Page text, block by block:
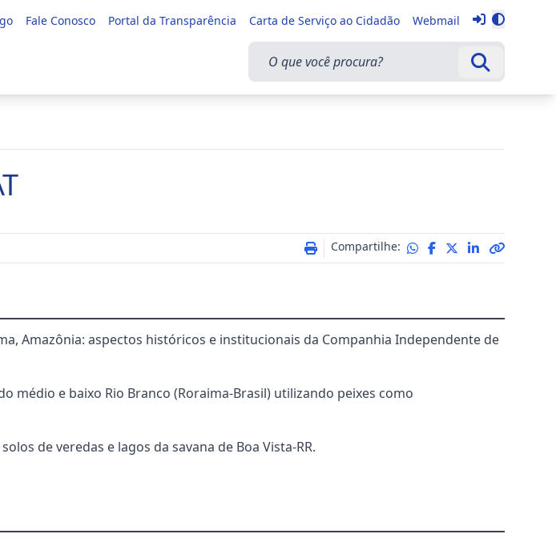
Fale Conosco Portal da Transparência Carta de Serviço ao Cidadão Webmail
Entrar
Alternar
O que você procura?
Buscar
Compartilhe:
Amazônia: aspectos históricos e institucionais da Companhia Independente de
médio e baixo Rio Branco (Roraima-Brasil) utilizando peixes como
de veredas e lagos da savana de Boa Vista-RR.